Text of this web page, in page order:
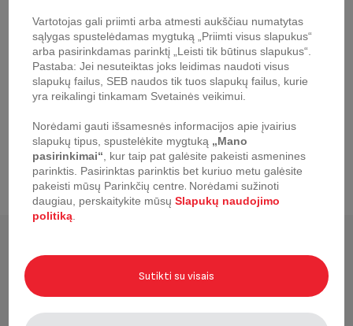
Sulaiko iki 99 % dulkių
Itin lengva montuoti
Itin lengva prižiūrėti
Itin patvarus laikui bėgant
Originalus priedas
Vartotojas gali priimti arba atmesti aukščiau numatytas
sąlygas spustelėdamas mygtuką „Priimti visus slapukus“
arba pasirinkdamas parinktį „Leisti tik būtinus slapukus“.
Pastaba: Jei nesuteiktas joks leidimas naudoti visus
slapukų failus, SEB naudos tik tuos slapukų failus, kurie
yra reikalingi tinkamam Svetainės veikimui.
Norėdami gauti išsamesnės informacijos apie įvairius
slapukų tipus, spustelėkite mygtuką „Mano
pasirinkimai“ , kur taip pat galėsite pakeisti asmenines
parinktis. Pasirinktas parinktis bet kuriuo metu galėsite
pakeisti mūsų Parinkčių centre. Norėdami sužinoti
daugiau, perskaitykite mūsų Slapukų naudojimo
politiką
Sutikti su visais